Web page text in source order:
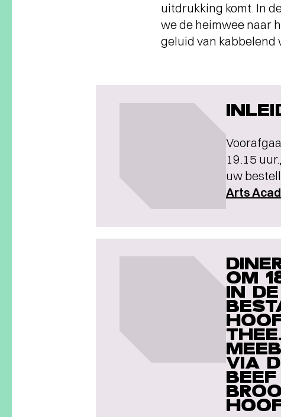
uitdrukking komt. In
we de heimwee naar
geluid van kabbelend
19.15
uw
Arts
OM
IN
VIA